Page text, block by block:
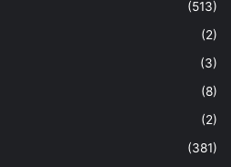
(513)
(2)
(3)
(8)
(2)
(381)